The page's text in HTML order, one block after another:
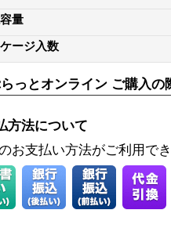
量
ージ入数
っとオンライン ご購入の
方法について
お支払い方法がご利用で